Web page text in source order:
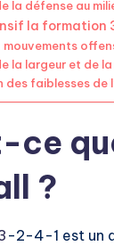
la défense au
la
mouvements
la largeur et de
des faiblesses de
ce
?
-2-4-1 est un